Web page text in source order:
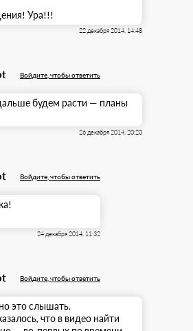
Ура!!!
22 декабря 2014, 14:48
Войдите, чтобы ответить
будем расти — планы
26 декабря 2014, 20:20
Войдите, чтобы ответить
24 декабря 2014, 11:32
Войдите, чтобы ответить
это слышать.
что в видео найти